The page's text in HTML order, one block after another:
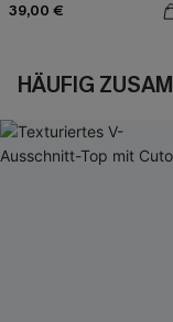
39,00 €
HÄUFIG